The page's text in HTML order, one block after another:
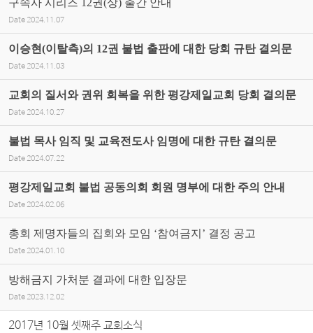
구속사 시리즈 12권(상) 출간 안내
Date 2024.11.07
이승현(이탈측)의 12권 불법 출판에 대한 당회 규탄 결의문
Date 2024.11.03
교회의 질서와 권위 회복을 위한 평강제일교회 당회 결의문
Date 2024.10.27
불법 목사 임직 및 교육전도사 임명에 대한 규탄 결의문
Date 2024.07.22
평강제일교회 불법 공동의회 회원 명부에 대한 주의 안내
Date 2024.02.06
총회 제명자들의 집회와 모임 ‘참여금지’ 결정 공고
Date 2024.01.10
방해금지 가처분 결과에 대한 입장문
Date 2023.12.02
2017년 10월 셋째주 교회소식